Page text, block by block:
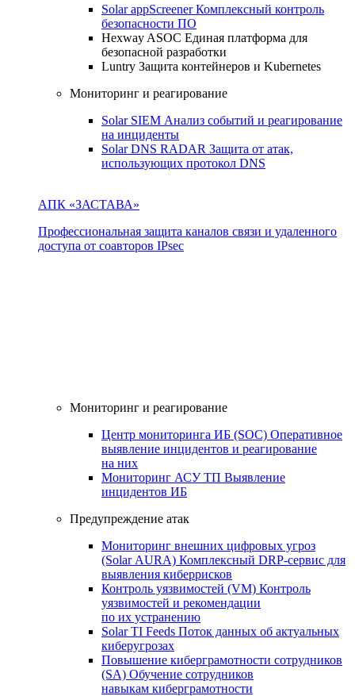
Solar appScreenerКомплексный контроль
безопасности ПО
Hexway ASOC Единая платформа для
безопасной разработки
Luntry Защита контейнеров и Kubernetes
Мониторинг и реагирование
Solar SIEM Анализ событий и реагирование
на инциденты
Solar DNS RADAR Защита от атак,
использующих протокол DNS
АПК «ЗАСТАВА»
Профессиональная защита каналов связи и удаленного
доступа от соавторов IPsec
Мониторинг и реагирование
Центр мониторинга ИБ (SOC) Оперативное
выявление инцидентов и реагирование
на них
Мониторинг АСУ ТП Выявление
инцидентов ИБ
Предупреждение атак
Мониторинг внешних цифровых угроз
(Solar AURA) Комплексный DRP-сервис для
выявления киберрисков
Контроль уязвимостей (VM) Контроль
уязвимостей и рекомендации
по их устранению
Solar TI Feeds Поток данных об актуальных
киберугрозах
Повышение киберграмотности сотрудников
(SA) Обучение сотрудников
навыкам киберграмотности